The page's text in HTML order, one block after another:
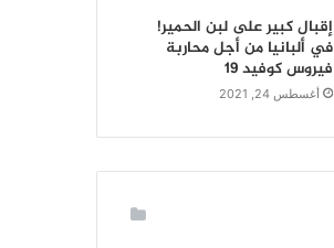
إقبال كبير على لبن الحمير!
في ألبانيا من أجل محاربة
فيروس كوفيد 19
أغسطس 24, 2021